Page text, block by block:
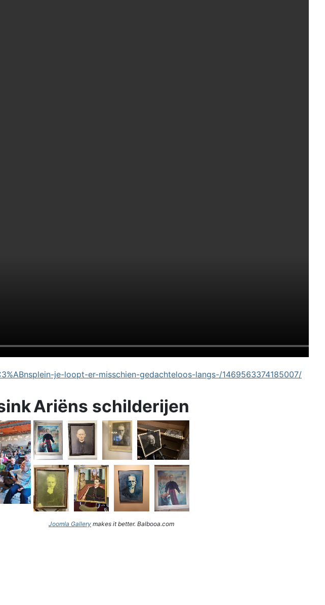
je-loopt-er-misschien-gedachteloos-langs-/1469563374185007/
Ariëns schilderijen
Joomla Gallery makes it better. Balbooa.com